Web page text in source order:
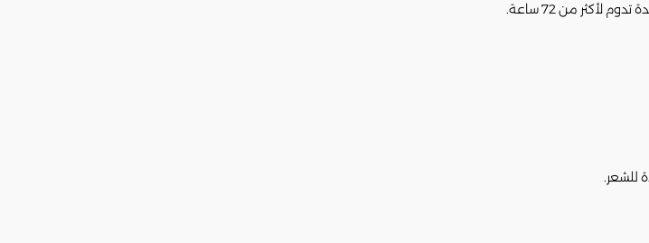
لأكثر من 72 ساعة.
للشعر.